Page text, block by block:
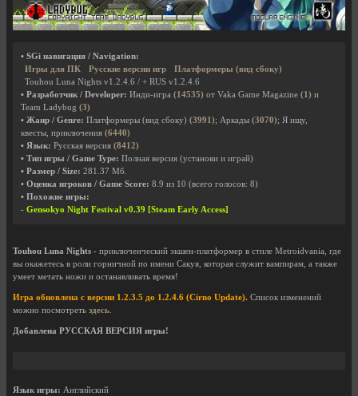
• SGi навигация / Navigation:
Игры для ПК
Русские версии игр
Платформеры (вид сбоку)
Touhou Luna Nights v1.2.4.6 / + RUS v1.2.4.6
• Разработчик / Developer: Инди-игра (14535) от Vaka Game Magazine (1) и
Team Ladybug (3)
• Жанр / Genre: Платформеры (вид сбоку) (3991); Аркады (3070); Я ищу,
квесты, приключения (6440)
• Язык: Русская версия (8412)
• Тип игры / Game Type: Полная версия (установи и играй)
• Размер / Size: 281.37 Мб.
• Оценка игроков / Game Score: 8.9 из 10 (всего голосов: 8)
• Похожие игры:
- Gensokyo Night Festival v0.39 [Steam Early Access]
Touhou Luna Nights - приключенческий экшен-платформер в стиле Metroidvania, где
вы окажетесь в роли горничной по имени Сакуя, которая служит вампирам, а также
умеет метать ножи и останавливать время!
Игра обновлена с версии 1.2.3.5 до 1.2.4.6 (Cirno Update). Список изменений
можно посмотреть здесь.
Добавлена РУССКАЯ ВЕРСИЯ игры!
Язык игры: Английский